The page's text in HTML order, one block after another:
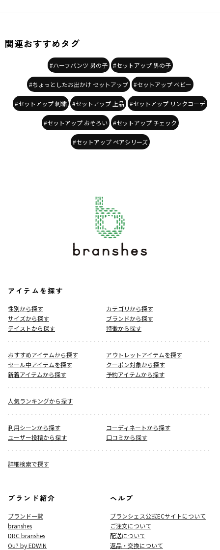
サイズ：サイズ120
シーズン
／2026春夏
／ブラック
／BOY
商品番号
／ 11-6231-437
関連おすすめタグ
#ハーフパンツ 男の子 #セットアップ 男の子
#ちょっとしたお出かけ セットアップ #セットアップ ベビー
#セットアップ 刺繍 #セットアップ 上品 #セットアップ リンクコーデ
#セットアップ おそろい #セットアップ チェック
#セットアップ ペアシリーズ
アイテムを探す
性別から探す
カテゴリから探す
サイズから探す
ブランドから探す
テイストから探す
特徴から探す
おすすめアイテムから探す
アウトレットアイテムを探す
セール中アイテムを探す
クーポン対象から探す
新着アイテムから探す
予約アイテムから探す
人気ランキングから探す
利用シーンから探す
コーディネートから探す
ユーザー投稿から探す
口コミから探す
詳細検索で探す
ブランド紹介
ブランド一覧
branshes
DRC branshes
Ou? by EDWIN
ヘルプ
ブランシェス公式ECサイトについて
ご注文について
配送について
返品・交換について